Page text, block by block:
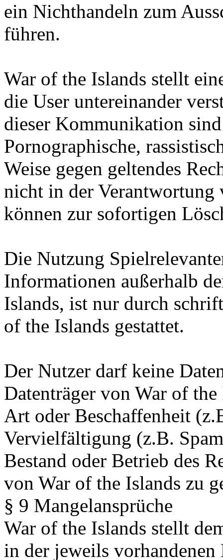
ein Nichthandeln zum
führen.
War of the Islands stellt
die User untereinander
dieser Kommunikation
Pornographische,
Weise gegen geltendes
nicht in der Verantwortung
können zur sofortigen
Die Nutzung
Informationen außerhalb
Islands, ist nur durch
of the Islands gestattet.
Der Nutzer darf keine
Datenträger von War of
Art oder Beschaffenheit
Vervielfältigung (z.B.
Bestand oder Betrieb des
von War of the Islands zu
§ 9 Mangelansprüche
War of the Islands stellt
in der jeweils